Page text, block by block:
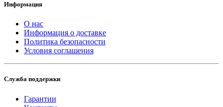
Информация
О нас
Информация о доставке
Политика безопасности
Условия соглашения
Служба поддержки
Гарантии